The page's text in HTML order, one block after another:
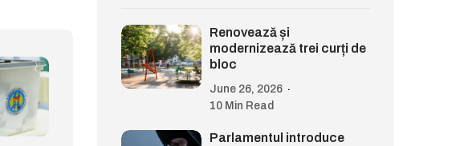
Renovează și
modernizează trei curți de
bloc
June 26, 2026
10 Min Read
Parlamentul introduce